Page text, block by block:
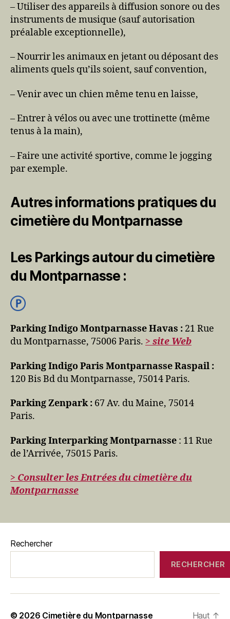
– Utiliser des appareils à diffusion sonore ou des
instruments de musique (sauf autorisation
préalable exceptionnelle),
– Nourrir les animaux en jetant ou déposant des
aliments quels qu’ils soient, sauf convention,
– Venir avec un chien même tenu en laisse,
– Entrer à vélos ou avec une trottinette (même
tenus à la main),
– Faire une activité sportive, comme le jogging
par exemple.
Autres informations pratiques du
cimetière du Montparnasse
Les Parkings autour du cimetière
du Montparnasse :
Parking Indigo Montparnasse Havas : 21 Rue
du Montparnasse, 75006 Paris. > site Web
Parking Indigo Paris Montparnasse Raspail :
120 Bis Bd du Montparnasse, 75014 Paris.
Parking Zenpark : 67 Av. du Maine, 75014
Paris.
Parking Interparking Montparnasse : 11 Rue
de l’Arrivée, 75015 Paris.
> Consulter les Entrées du cimetière du
Montparnasse
Rechercher
RECHERCHER
© 2026 Cimetière du Montparnasse Haut ↑